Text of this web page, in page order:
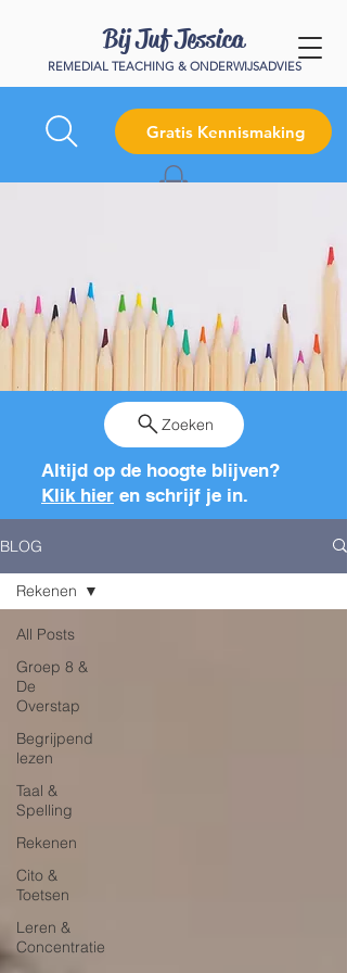
Bij Juf Jessica
REMEDIAL TEACHING & ONDERWIJSADVIES
Gratis Kennismaking
Zoeken
Altijd op de hoogte blijven?
Klik hier en schrijf je in.
BLOG
All Posts
Groep 8 &
De
Overstap
Begrijpend
lezen
Taal &
Spelling
Rekenen
Cito &
Toetsen
Leren &
Concentratie
Rekenen